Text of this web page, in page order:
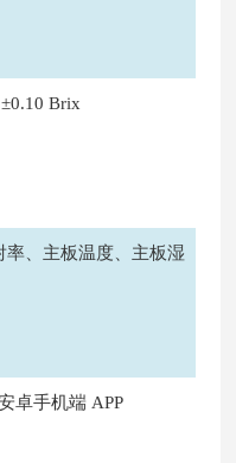
Brix
、主板温度、主板湿
卓手机端 APP